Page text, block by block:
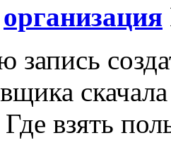
организация
запись
Где взять